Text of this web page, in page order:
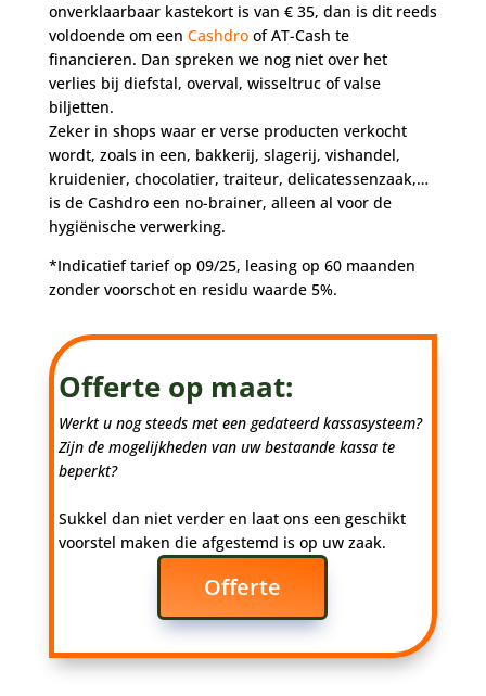
onverklaarbaar kastekort is van € 35, dan is dit reeds
voldoende om een Cashdroof AT-Cash te
financieren. Dan spreken we nog niet over het
verlies bij diefstal, overval, wisseltruc of valse
biljetten.
Zeker in shops waar er verse producten verkocht
wordt, zoals in een, bakkerij, slagerij, vishandel,
kruidenier, chocolatier, traiteur, delicatessenzaak,…
is de Cashdro een no-brainer, alleen al voor de
hygiënische verwerking.
*Indicatief tarief op 09/25, leasing op 60 maanden
zonder voorschot en residu waarde 5%.
Offerte op maat:
Werkt u nog steeds met een gedateerd kassasysteem?
Zijn de mogelijkheden van uw bestaande kassa te
beperkt?
Sukkel dan niet verder en laat ons een geschikt
voorstel maken die afgestemd is op uw zaak.
Offerte